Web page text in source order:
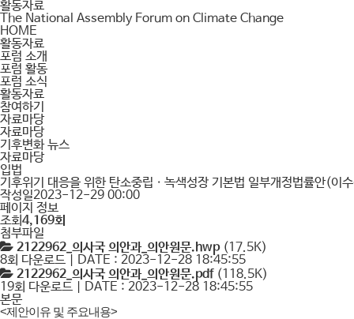
활동자료
The National Assembly Forum on Climate Change
HOME
활동자료
포럼 소개
포럼 활동
포럼 소식
활동자료
참여하기
자료마당
자료마당
기후변화 뉴스
자료마당
입법
기후위기 대응을 위한 탄소중립ㆍ녹색성장 기본법 일부개정법률안(이
작성일2023-12-29 00:00
페이지 정보
조회4,169회
첨부파일
2122962_의사국 의안과_의안원문.hwp(17.5K)
8회 다운로드 | DATE : 2023-12-28 18:45:55
2122962_의사국 의안과_의안원문.pdf(118.5K)
19회 다운로드 | DATE : 2023-12-28 18:45:55
본문
<제안이유 및 주요내용>